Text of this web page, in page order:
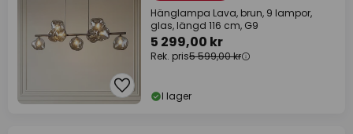
Hänglampa Lava, brun, 9 lampor,
glas, längd 116 cm, G9
5 299,00 kr
Rek. pris5 599,00 kr
I lager